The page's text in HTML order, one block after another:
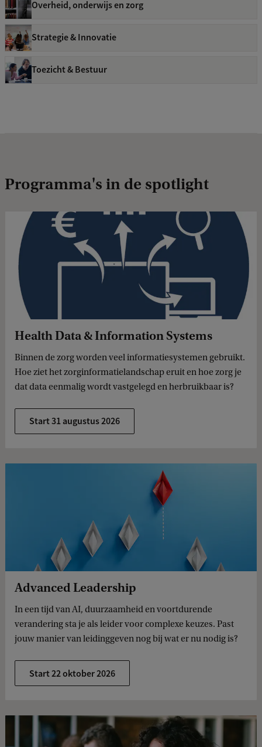
Overheid, onderwijs en zorg
Strategie & Innovatie
Toezicht & Bestuur
Programma's in de spotlight
Health Data & Information Systems
Binnen de zorg worden veel informatiesystemen gebruikt.
Hoe ziet het zorginformatielandschap eruit en hoe zorg je
dat data eenmalig wordt vastgelegd en herbruikbaar is?
Start 31 augustus 2026
Advanced Leadership
In een tijd van AI, duurzaamheid en voortdurende
verandering sta je als leider voor complexe keuzes. Past
jouw manier van leidinggeven nog bij wat er nu nodig is?
Start 22 oktober 2026